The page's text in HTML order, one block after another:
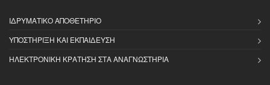
ΙΔΡΥΜΑΤΙΚΌ ΑΠΟΘΕΤΉΡΙΟ
ΥΠΟΣΤΉΡΙΞΗ ΚΑΙ ΕΚΠΑΊΔΕΥΣΗ
ΗΛΕΚΤΡΟΝΙΚΉ ΚΡΆΤΗΣΗ ΣΤΑ ΑΝΑΓΝΩΣΤΉΡΙΑ